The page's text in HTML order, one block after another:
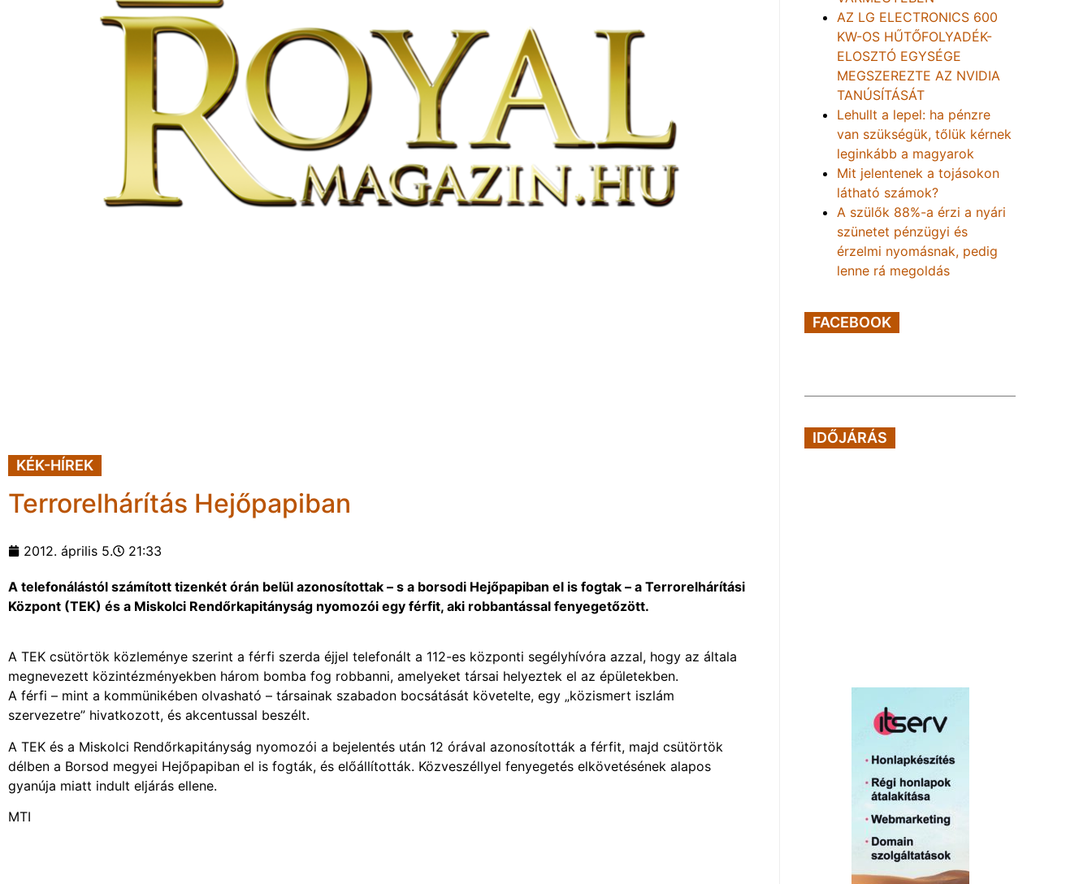
KÉK-HÍREK
Terrorelhárítás Hejőpapiban
2012. április 5. 21:33
A telefonálástól számított tizenkét órán belül azonosítottak – s a borsodi Hejőpapiban el is fogtak – a Terrorelhárítási
Központ (TEK) és a Miskolci Rendőrkapitányság nyomozói egy férfit, aki robbantással fenyegetőzött.
A TEK csütörtök közleménye szerint a férfi szerda éjjel telefonált a 112-es központi segélyhívóra azzal, hogy az általa
megnevezett közintézményekben három bomba fog robbanni, amelyeket társai helyeztek el az épületekben.
A férfi – mint a kommünikében olvasható – társainak szabadon bocsátását követelte, egy „közismert iszlám
szervezetre” hivatkozott, és akcentussal beszélt.
A TEK és a Miskolci Rendőrkapitányság nyomozói a bejelentés után 12 órával azonosították a férfit, majd csütörtök
délben a Borsod megyei Hejőpapiban el is fogták, és előállították. Közveszéllyel fenyegetés elkövetésének alapos
gyanúja miatt indult eljárás ellene.
MTI
AZ LG ELECTRONICS 600
KW-OS HŰTŐFOLYADÉK-
ELOSZTÓ EGYSÉGE
MEGSZEREZTE AZ NVIDIA
TANÚSÍTÁSÁT
Lehullt a lepel: ha pénzre
van szükségük, tőlük kérnek
leginkább a magyarok
Mit jelentenek a tojásokon
látható számok?
A szülők 88%-a érzi a nyári
szünetet pénzügyi és
érzelmi nyomásnak, pedig
lenne rá megoldás
FACEBOOK
IDŐJÁRÁS